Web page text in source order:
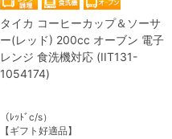
タイカ コーヒーカップ＆ソーサ
ー(レッド) 200cc オーブン 電子
レンジ 食洗機対応 (IIT131-
1054174)
（ﾚｯﾄﾞc/s）
【ギフト好適品】